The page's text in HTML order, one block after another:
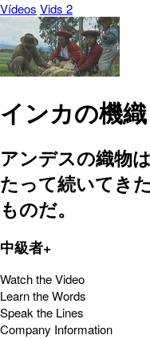
Vídeos Vids 2
インカの機織
アンデスの織物
たって続いてき
ものだ。
中級者+
Watch the Video
Learn the Words
Speak the Lines
Company Information